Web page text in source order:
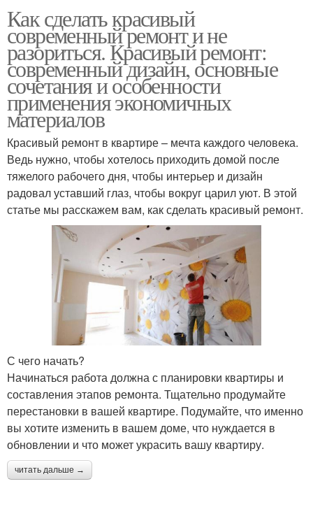
Как сделать красивый
современный ремонт и не
разориться. Красивый ремонт:
современный дизайн, основные
сочетания и особенности
применения экономичных
материалов
Красивый ремонт в квартире – мечта каждого человека.
Ведь нужно, чтобы хотелось приходить домой после
тяжелого рабочего дня, чтобы интерьер и дизайн
радовал уставший глаз, чтобы вокруг царил уют. В этой
статье мы расскажем вам, как сделать красивый ремонт.
С чего начать?
Начинаться работа должна с планировки квартиры и
составления этапов ремонта. Тщательно продумайте
перестановки в вашей квартире. Подумайте, что именно
вы хотите изменить в вашем доме, что нуждается в
обновлении и что может украсить вашу квартиру.
читать дальше →